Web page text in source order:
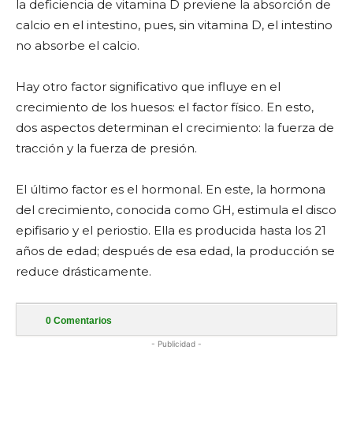
la deficiencia de vitamina D previene la absorción de
calcio en el intestino, pues, sin vitamina D, el intestino
no absorbe el calcio.
Hay otro factor significativo que influye en el
crecimiento de los huesos: el factor físico. En esto,
dos aspectos determinan el crecimiento: la fuerza de
tracción y la fuerza de presión.
El último factor es el hormonal. En este, la hormona
del crecimiento, conocida como GH, estimula el disco
epifisario y el periostio. Ella es producida hasta los 21
años de edad; después de esa edad, la producción se
reduce drásticamente.
0 Comentarios
- Publicidad -